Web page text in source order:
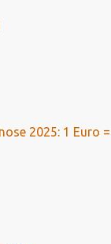
2025: 1 Euro =